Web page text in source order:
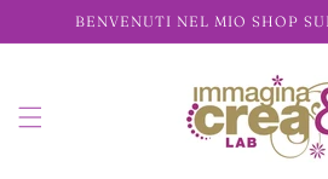
direttamente
ai contenuti
BENVENUTI NEL MIO SHOP